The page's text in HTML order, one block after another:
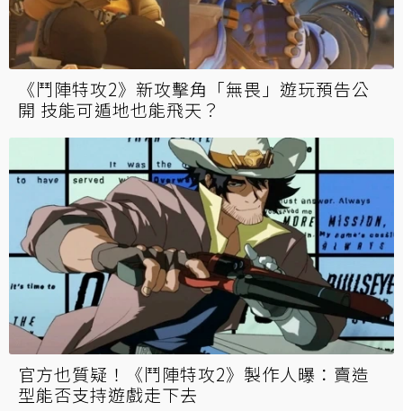
《鬥陣特攻2》新攻擊角「無畏」遊玩預告公
開 技能可遁地也能飛天？
官方也質疑！《鬥陣特攻2》製作人曝：賣造
型能否支持遊戲走下去